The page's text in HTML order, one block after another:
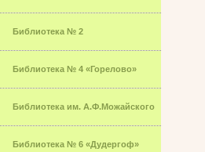
Библиотека № 2
Библиотека № 4 «Горелово»
Библиотека им. А.Ф.Можайского
Библиотека № 6 «Дудергоф»